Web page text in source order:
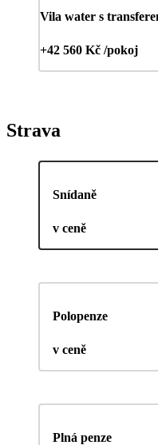
Vila water s
+42 560 Kč /pokoj
Strava
Snídaně
v ceně
Polopenze
v ceně
Plná penze